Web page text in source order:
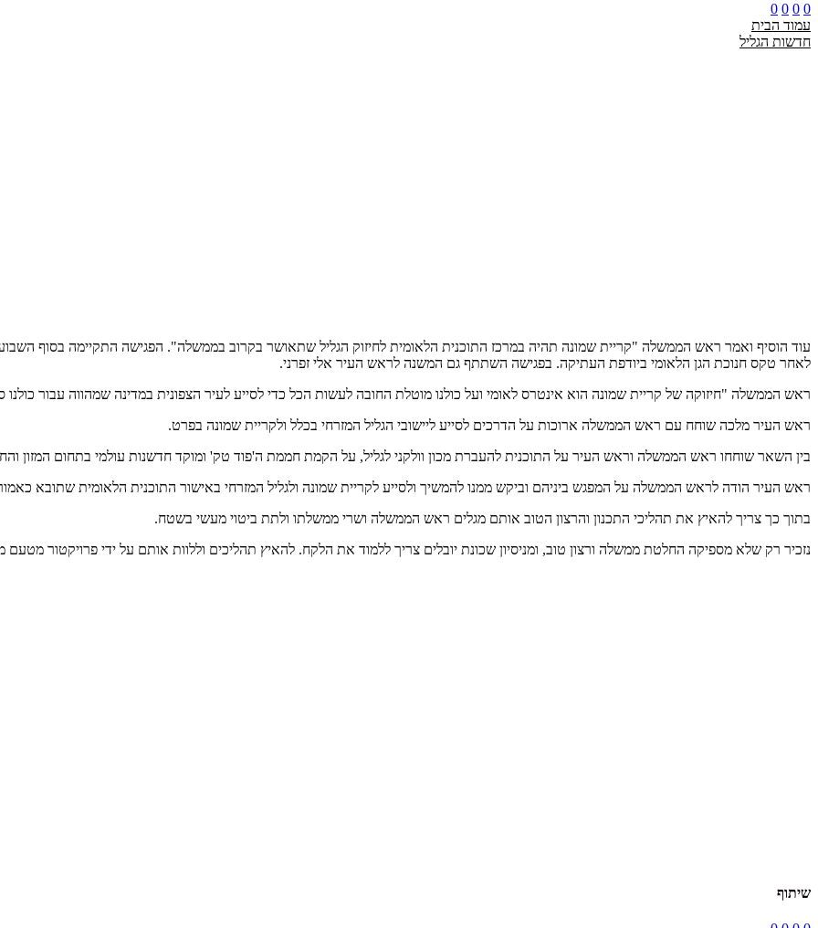
0
0
0
0
עמוד הבית
חדשות הגליל
עוד הוסיף ואמר ראש הממשלה "קריית שמונה תהיה במרכז התוכנית הלאומית לחיזוק הגליל שתאושר בקרוב בממשלה". הפגישה התקיימה בסוף
לאחר טקס חנוכת הגן הלאומי ביודפת העתיקה. בפגישה השתתף גם המשנה לראש העיר אלי זפרני.
ראש הממשלה "חיזוקה של קריית שמונה הוא אינטרס לאומי ועל כולנו מוטלת החובה לעשות הכל כדי לסייע לעיר הצפונית במדינה שמהווה עבור כולנו
ראש העיר מלכה שוחח עם ראש הממשלה ארוכות על הדרכים לסייע ליישובי הגליל המזרחי בכלל ולקריית שמונה בפרט.
בין השאר שוחחו ראש הממשלה וראש העיר על התוכנית להעברת מכון וולקני לגליל, על הקמת חממת ה'פוד טק' ומוקד חדשנות עולמי בתחום המזון
ראש העיר הודה לראש הממשלה על המפגש ביניהם וביקש ממנו להמשיך ולסייע לקריית שמונה ולגליל המזרחי באישור התוכנית הלאומית שתובא
בתוך כך צריך להאיץ את תהליכי התכנון והרצון הטוב אותם מגלים ראש הממשלה ושרי ממשלתו ולתת ביטוי מעשי בשטח.
נזכיר רק שלא מספיקה החלטת ממשלה ורצון טוב, ומניסיון שכונת יובלים צריך ללמוד את הלקח. להאיץ תהליכים וללוות אותם על ידי פרויקטור
שיתוף